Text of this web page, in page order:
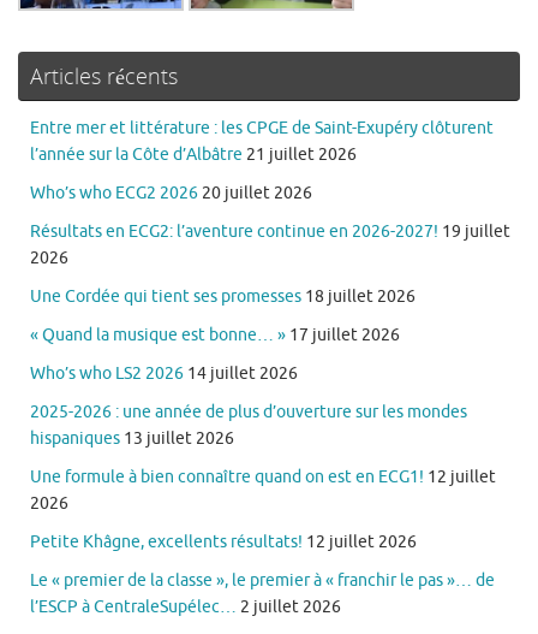
Articles récents
Entre mer et littérature : les CPGE de Saint-Exupéry clôturent
l’année sur la Côte d’Albâtre 21 juillet 2026
Who’s who ECG2 2026 20 juillet 2026
Résultats en ECG2: l’aventure continue en 2026-2027! 19 juillet
2026
Une Cordée qui tient ses promesses 18 juillet 2026
« Quand la musique est bonne… » 17 juillet 2026
Who’s who LS2 2026 14 juillet 2026
2025-2026 : une année de plus d’ouverture sur les mondes
hispaniques 13 juillet 2026
Une formule à bien connaître quand on est en ECG1! 12 juillet
2026
Petite Khâgne, excellents résultats! 12 juillet 2026
Le « premier de la classe », le premier à « franchir le pas »… de
l’ESCP à CentraleSupélec… 2 juillet 2026